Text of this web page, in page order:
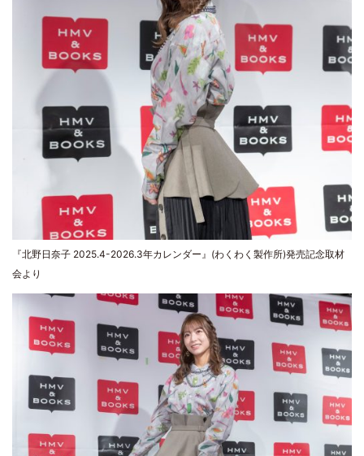
『北野日奈子 2025.4-2026.3年カレンダー』(わくわく製作所)発売記念取材
会より